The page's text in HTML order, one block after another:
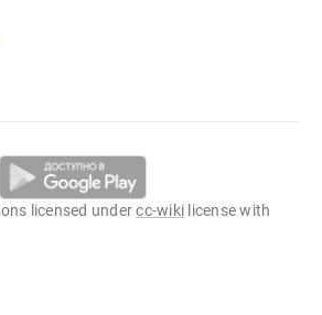
licensed undercc-wiki license with